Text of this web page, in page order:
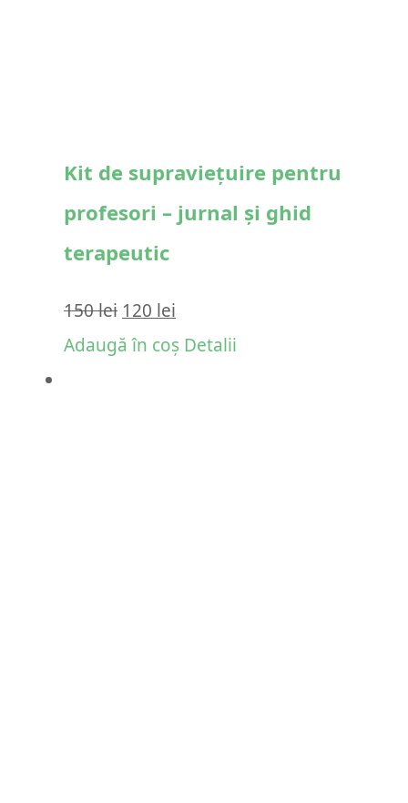
Kit de supraviețuire pentru
profesori – jurnal și ghid
terapeutic
150lei Prețul
inițial
120 lei
curent
Adaugă în coș Detalii